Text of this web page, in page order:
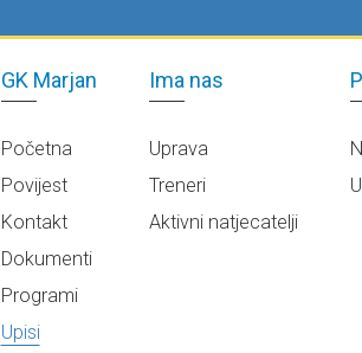
GK Marjan
Početna
Povijest
Kontakt
Dokumenti
Programi
Upisi
Ima nas
Uprava
Treneri
Aktivni natjecatelji